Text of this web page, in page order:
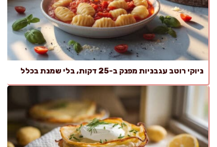
ניוקי רוטב עגבניות מפנק ב-25 דקות, בלי שמנת בכלל